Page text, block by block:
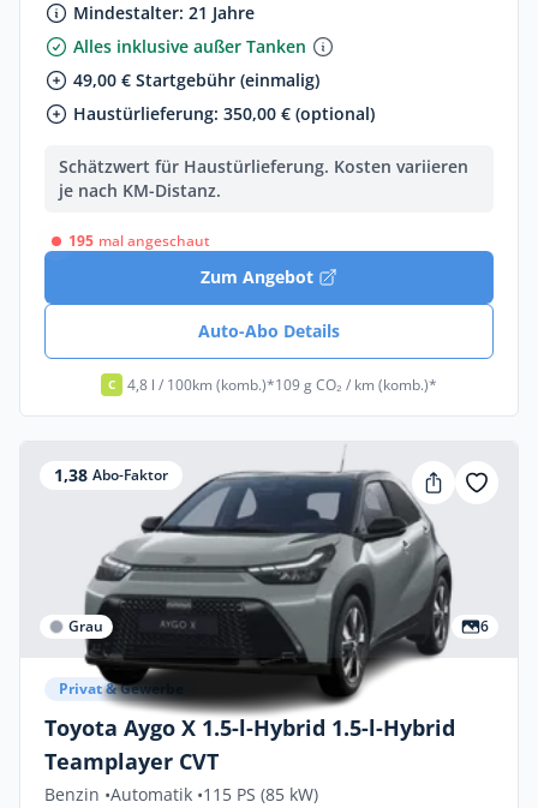
Mindestalter: 21 Jahre
Alles inklusive außer Tanken
49,00 € Startgebühr (einmalig)
Haustürlieferung: 350,00 € (optional)
Schätzwert für Haustürlieferung. Kosten variieren
je nach KM-Distanz.
195 mal angeschaut
Zum Angebot
Auto-Abo Details
C 4,8 l / 100km (komb.)*109 g CO₂ / km (komb.)*
1,38 Abo-Faktor
Grau 6
Privat & Gewerbe
Toyota Aygo X 1.5-l-Hybrid 1.5-l-Hybrid
Teamplayer CVT
Benzin •Automatik •115 PS (85 kW)